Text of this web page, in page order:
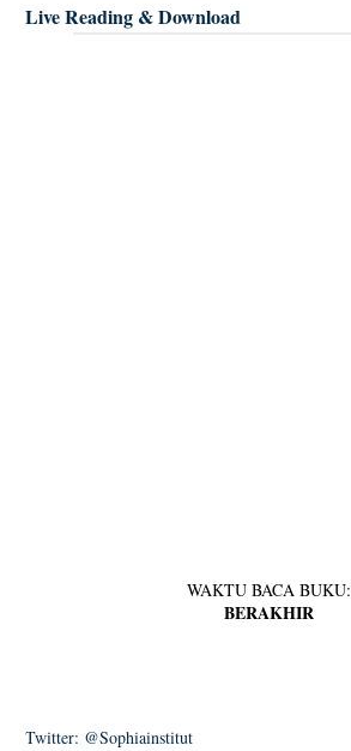
Live Reading & Download
WAKTU BACA BUKU:
BERAKHIR
Twitter: @Sophiainstitut